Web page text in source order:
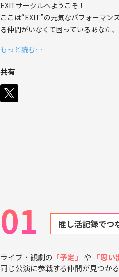
EXITサークルへようこそ！
ここは“EXIT”の元気なパフォーマン
る仲間がいなくて困っているあなた
サークルでは、ライブの盛り上がり
EXITのファンとして、もっと深く繋
もっと読む…
共有
01 推し活記録でつ
ライブ・観劇の 「予定」 や 「思い
同じ公演に参戦する仲間が見つかる